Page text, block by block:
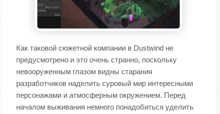
Как таковой сюжетной компании в Dustwind не
предусмотрено и это очень странно, поскольку
невооруженным глазом видны старания
разработчиков наделить суровый мир интересными
персонажами и атмосферным окружением. Перед
началом выживания немного понадобиться уделить